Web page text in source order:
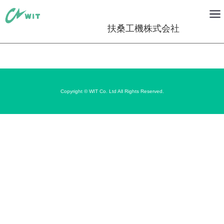
扶桑工機株式会社
Copyright © WIT Co. Ltd All Rights Reserved.